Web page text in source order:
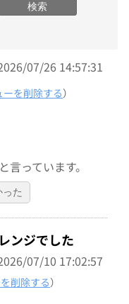
検索
07/26 14:57:31
を削除する）
っています。
た
ンジでした
07/10 17:02:57
削除する）